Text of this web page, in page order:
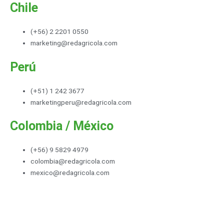
Chile
(+56) 2 2201 0550
marketing@redagricola.com
Perú
(+51) 1 242 3677
marketingperu@redagricola.com
Colombia / México
(+56) 9 5829 4979
colombia@redagricola.com
mexico@redagricola.com